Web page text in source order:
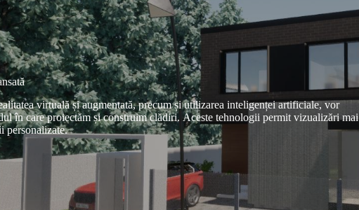
virtuală și augmentată, precum și utilizarea inteligenței artificiale, vor
în care proiectăm și construim clădiri. Aceste tehnologii permit vizualizări mai
personalizate.